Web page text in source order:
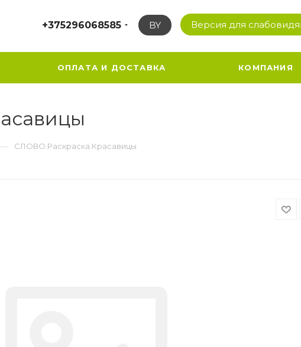
+375296068585 BY Версия для
ОПЛАТА И ДОСТАВКА КОМПАНИЯ
— СЛОВО.Раскраска.Красавицы